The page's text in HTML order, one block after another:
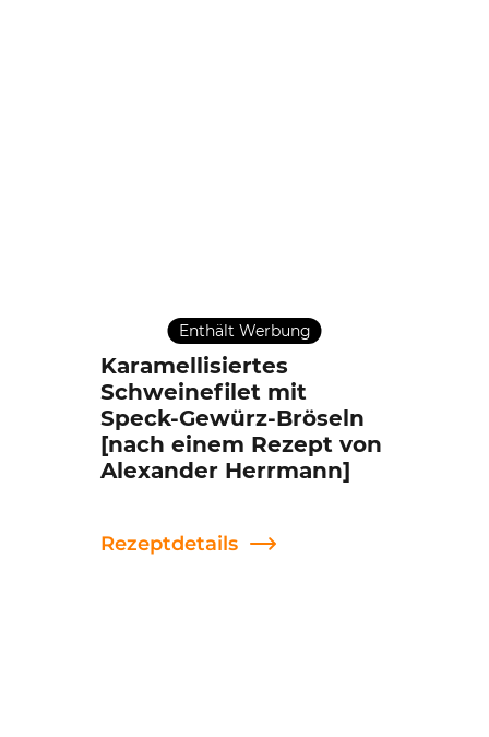
Enthält Werbung
Karamellisiertes
Schweinefilet mit
Speck-Gewürz-Bröseln
[nach einem Rezept von
Alexander Herrmann]
Rezeptdetails